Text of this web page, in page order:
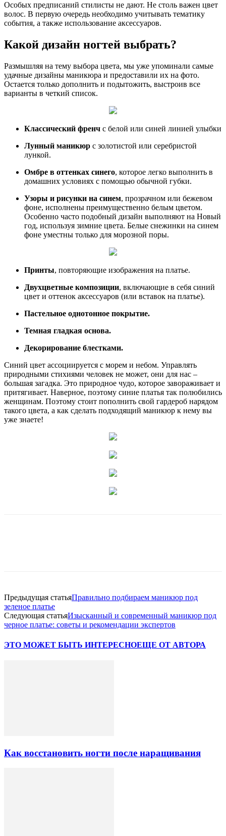
Особых предписаний стилисты не дают. Не столь важен цвет
волос. В первую очередь необходимо учитывать тематику
события, а также использование аксессуаров.
Какой дизайн ногтей выбрать?
Размышляя на тему выбора цвета, мы уже упоминали самые
удачные дизайны маникюра и предоставили их на фото.
Остается только дополнить и подытожить, выстроив все
варианты в четкий список.
Классический френч с белой или синей линией улыбки
Лунный маникюр с золотистой или серебристой
лункой.
Омбре в оттенках синего, которое легко выполнить в
домашних условиях с помощью обычной губки.
Узоры и рисунки на синем, прозрачном или бежевом
фоне, исполнены преимущественно белым цветом.
Особенно часто подобный дизайн выполняют на Новый
год, используя зимние цвета. Белые снежинки на синем
фоне уместны только для морозной поры.
Принты, повторяющие изображения на платье.
Двухцветные композиции, включающие в себя синий
цвет и оттенок аксессуаров (или вставок на платье).
Пастельное однотонное покрытие.
Темная гладкая основа.
Декорирование блестками.
Синий цвет ассоциируется с морем и небом. Управлять
природными стихиями человек не может, они для нас –
большая загадка. Это природное чудо, которое завораживает и
притягивает. Наверное, поэтому синие платья так полюбились
женщинам. Поэтому стоит пополнить свой гардероб нарядом
такого цвета, а как сделать подходящий маникюр к нему вы
уже знаете!
Предыдущая статьяПравильно подбираем маникюр под
зеленое платье
Следующая статьяИзысканный и современный маникюр под
черное платье: советы и рекомендации экспертов
ЭТО МОЖЕТ БЫТЬ ИНТЕРЕСНОЕЩЕ ОТ АВТОРА
Как восстановить ногти после наращивания